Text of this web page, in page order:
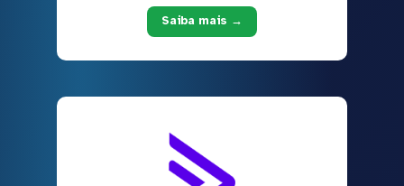
Saiba mais →